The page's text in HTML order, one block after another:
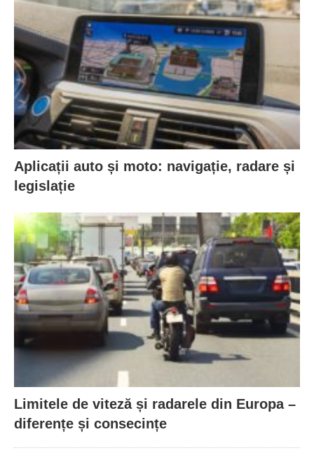
Aplicații auto și moto: navigație, radare și
legislație
Limitele de viteză și radarele din Europa –
diferențe și consecințe